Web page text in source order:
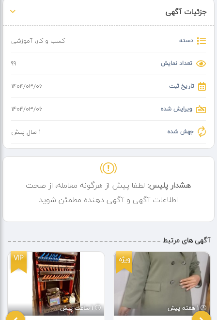
جزئیات آگهی
دسته کسب و کار،آموزشی
تعداد نمایش 99
تاریخ ثبت ۱۴۰۴/۰۳/۰۶
ویرایش شده ۱۴۰۴/۰۳/۰۶
جهش شده 1 سال پیش
هشدار پلیس: لطفا پیش از هرگونه معامله، از صحت
اطلاعات آگهی و آگهی دهنده مطمئن شوید
آگهی های مرتبط
VIP
1 ساعت پیش
ویژه
1 هفته پیش